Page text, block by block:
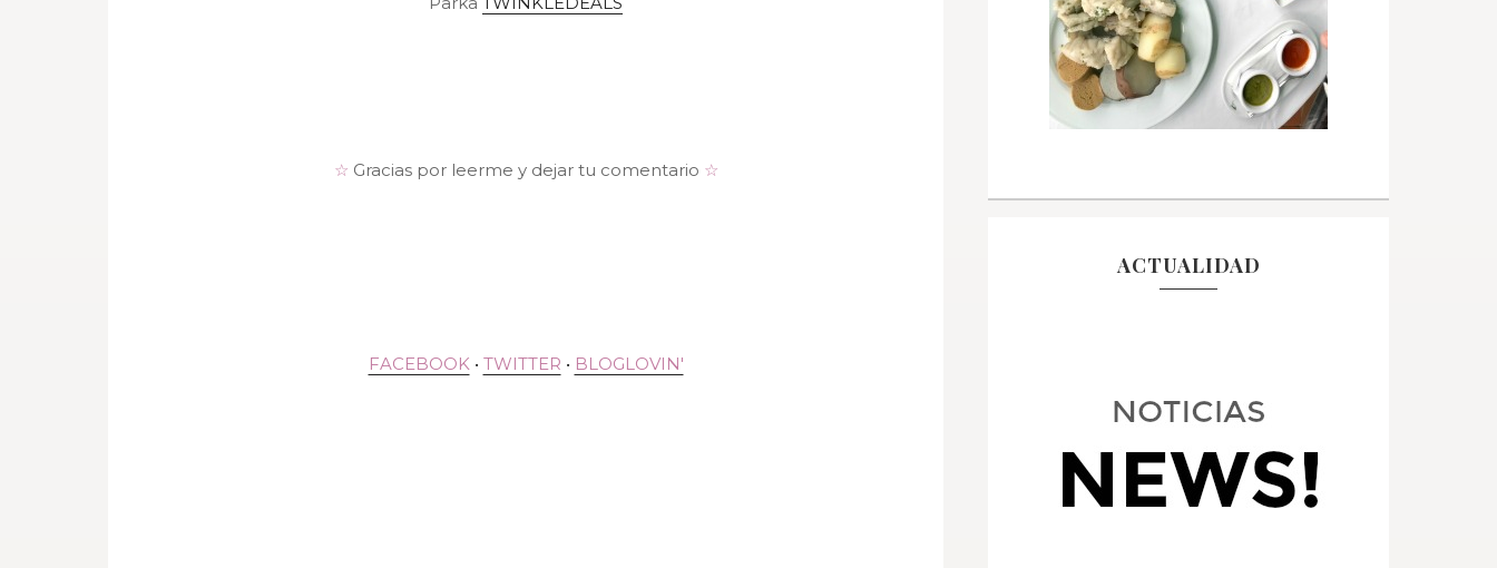
☆ Gracias por leerme y dejar tu comentario ☆
FACEBOOK • TWITTER • BLOGLOVIN'
ACTUALIDAD